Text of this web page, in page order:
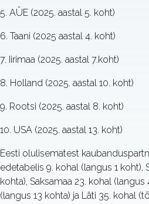
5. AÜE (2025. aastal 5. koht)
6. Taani (2025 aastal 4. koht)
7. Iirimaa (2025. aastal 7.koht)
8. Holland (2025. aastal 10. koht)
9. Rootsi (2025. aastal 8. koht)
10. USA (2025. aastal 13. koht)
Eesti olulisematest
edetabelis 9. kohal (langus 1 koht),
kohta), Saksamaa 23. kohal
(langus 13 kohta) ja Läti 35. kohal